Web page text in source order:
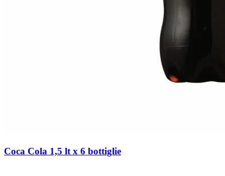
Coca Cola 1,5 lt x 6 bottiglie